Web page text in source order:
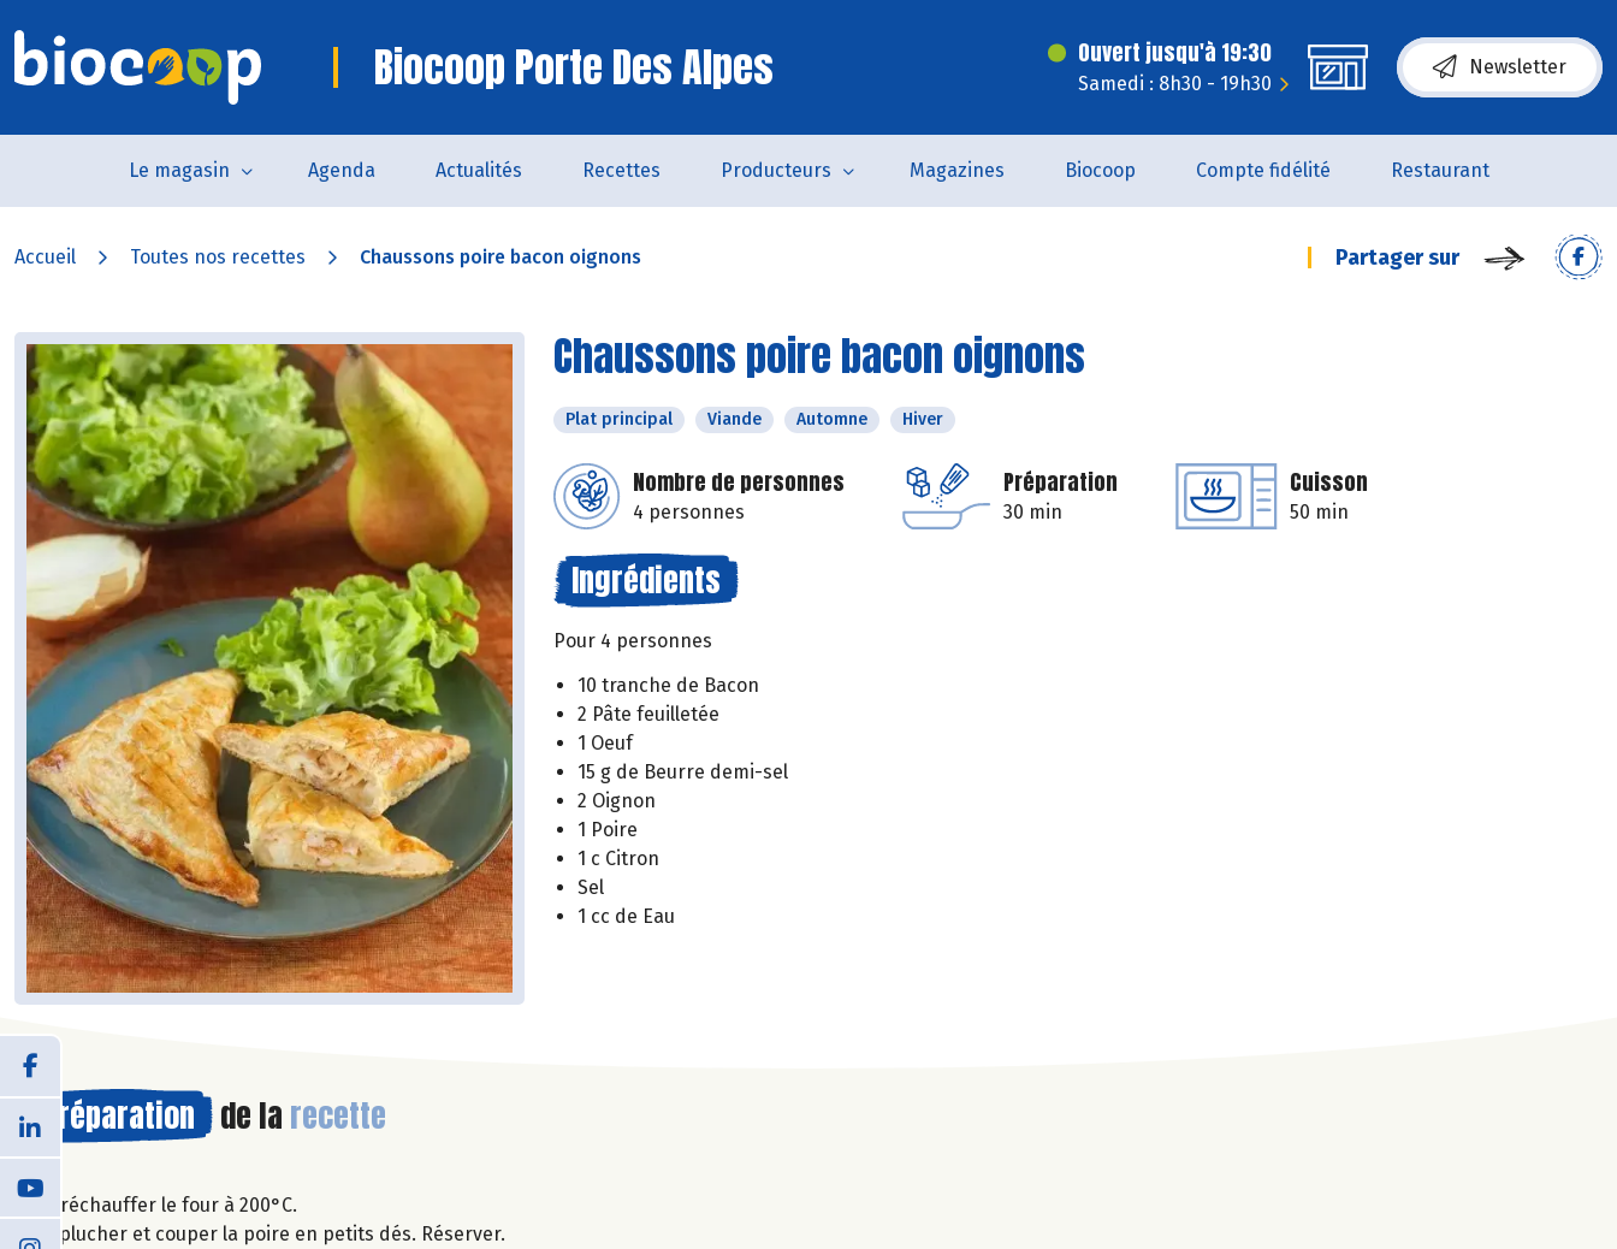
Biocoop Porte Des Alpes Ouvert jusqu'à 19:30
Samedi : 8h30 - 19h30
Newsletter
Le magasin Agenda Actualités Recettes Producteurs Magazines Biocoop Compte fidélité Restaurant
Accueil Toutes nos recettes Chaussons poire bacon oignons Partager sur
Chaussons poire bacon oignons
Plat principal Viande Automne Hiver
Nombre de personnes
4 personnes
Préparation
30 min
Cuisson
50 min
Ingrédients
Pour 4 personnes
10 tranche de Bacon
2 Pâte feuilletée
1 Oeuf
15 g de Beurre demi-sel
2 Oignon
1 Poire
1 c Citron
Sel
1 cc de Eau
Préparation de la recette
Préchauffer le four à 200°C.
Eplucher et couper la poire en petits dés. Réserver.